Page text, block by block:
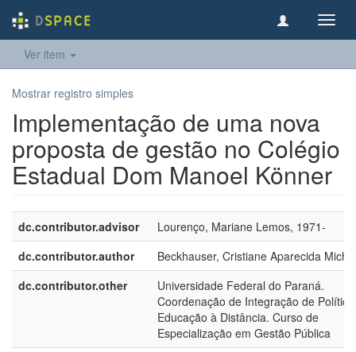
Ver item
Mostrar registro simples
Implementação de uma nova
proposta de gestão no Colégio
Estadual Dom Manoel Könner
dc.contributor.advisor
Lourenço, Mariane Lemos, 1971-
dc.contributor.author
Beckhauser, Cristiane Aparecida
dc.contributor.other
Universidade Federal do Paraná.
Coordenação de Integração de
Educação à Distância. Curso de
Especialização em Gestão Pública